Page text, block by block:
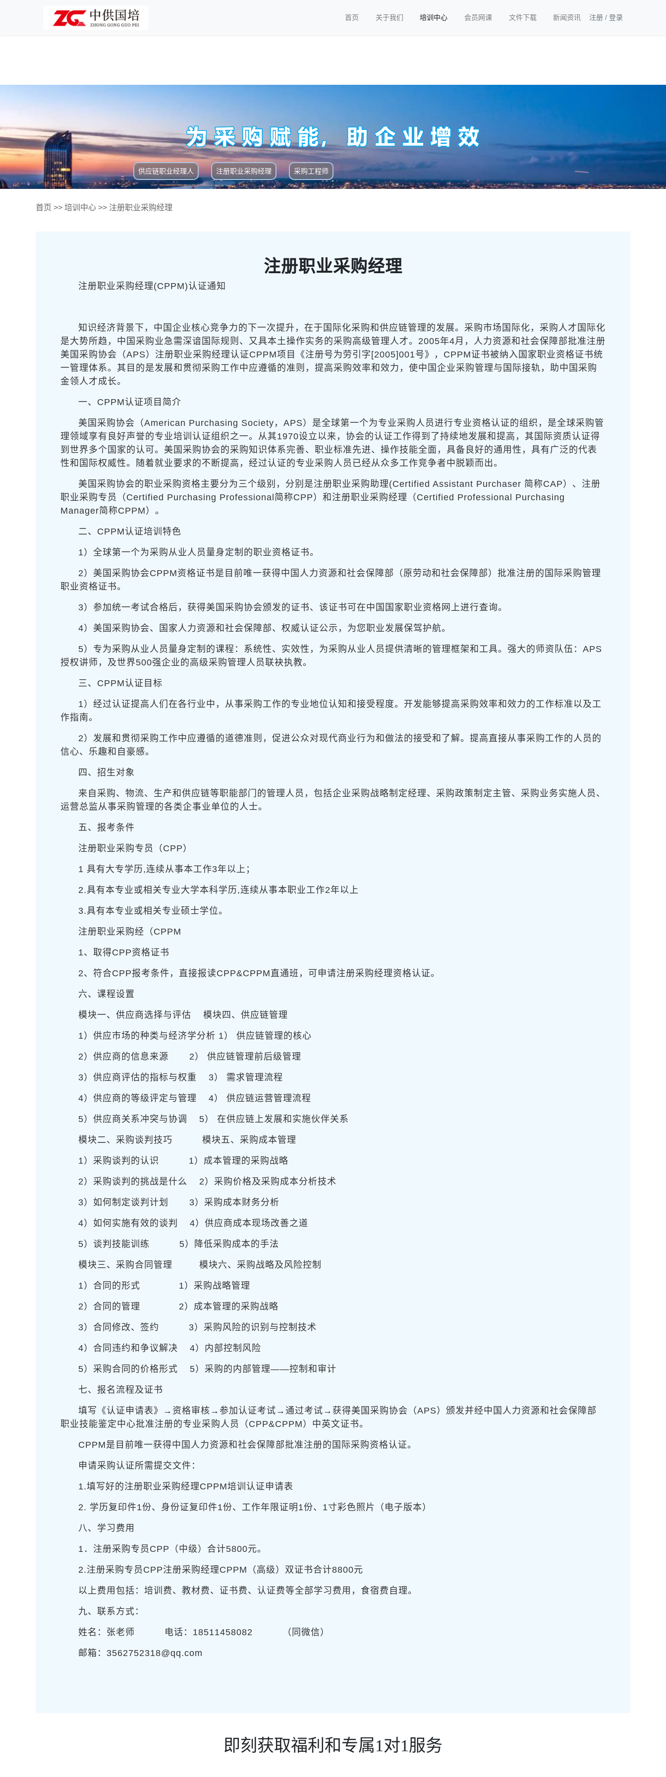
首页 关于我们 培训中心 会员网课 文件下载 新闻资讯 注册 / 登录
供应链职业经理人 注册职业采购经理 采购工程师
首页 >> 培训中心 >> 注册职业采购经理
注册职业采购经理
注册职业采购经理(CPPM)认证通知
知识经济背景下，中国企业核心竞争力的下一次提升，在于国际化采购和供应链管理的发展。采购市场国际化，采购人才国际化
是大势所趋，中国采购业急需深谙国际规则、又具本土操作实务的采购高级管理人才。2005年4月，人力资源和社会保障部批准注册
美国采购协会（APS）注册职业采购经理认证CPPM项目《注册号为劳引字[2005]001号》，CPPM证书被纳入国家职业资格证书统
一管理体系。其目的是发展和贯彻采购工作中应遵循的准则，提高采购效率和效力，使中国企业采购管理与国际接轨，助中国采购
金领人才成长。
一、CPPM认证项目简介
美国采购协会（American Purchasing Society，APS）是全球第一个为专业采购人员进行专业资格认证的组织，是全球采购管
理领域享有良好声誉的专业培训认证组织之一。从其1970设立以来，协会的认证工作得到了持续地发展和提高，其国际资质认证得
到世界多个国家的认可。美国采购协会的采购知识体系完善、职业标准先进、操作技能全面，具备良好的通用性，具有广泛的代表
性和国际权威性。随着就业要求的不断提高，经过认证的专业采购人员已经从众多工作竞争者中脱颖而出。
美国采购协会的职业采购资格主要分为三个级别，分别是注册职业采购助理(Certified Assistant Purchaser 简称CAP）、注册
职业采购专员（Certified Purchasing Professional简称CPP）和注册职业采购经理（Certified Professional Purchasing
Manager简称CPPM）。
二、CPPM认证培训特色
1）全球第一个为采购从业人员量身定制的职业资格证书。
2）美国采购协会CPPM资格证书是目前唯一获得中国人力资源和社会保障部（原劳动和社会保障部）批准注册的国际采购管理
职业资格证书。
3）参加统一考试合格后，获得美国采购协会颁发的证书、该证书可在中国国家职业资格网上进行查询。
4）美国采购协会、国家人力资源和社会保障部、权威认证公示，为您职业发展保驾护航。
5）专为采购从业人员量身定制的课程：系统性、实效性，为采购从业人员提供清晰的管理框架和工具。强大的师资队伍：APS
授权讲师，及世界500强企业的高级采购管理人员联袂执教。
三、CPPM认证目标
1）经过认证提高人们在各行业中，从事采购工作的专业地位认知和接受程度。开发能够提高采购效率和效力的工作标准以及工
作指南。
2）发展和贯彻采购工作中应遵循的道德准则，促进公众对现代商业行为和做法的接受和了解。提高直接从事采购工作的人员的
信心、乐趣和自豪感。
四、招生对象
来自采购、物流、生产和供应链等职能部门的管理人员，包括企业采购战略制定经理、采购政策制定主管、采购业务实施人员、
运营总监从事采购管理的各类企事业单位的人士。
五、报考条件
注册职业采购专员（CPP）
1 具有大专学历,连续从事本工作3年以上；
2.具有本专业或相关专业大学本科学历,连续从事本职业工作2年以上
3.具有本专业或相关专业硕士学位。
注册职业采购经（CPPM
1、取得CPP资格证书
2、符合CPP报考条件，直接报读CPP&CPPM直通班，可申请注册采购经理资格认证。
六、课程设置
模块一、供应商选择与评估 模块四、供应链管理
1）供应市场的种类与经济学分析 1） 供应链管理的核心
2）供应商的信息来源 2） 供应链管理前后级管理
3）供应商评估的指标与权重 3） 需求管理流程
4）供应商的等级评定与管理 4） 供应链运营管理流程
5）供应商关系冲突与协调 5） 在供应链上发展和实施伙伴关系
模块二、采购谈判技巧 模块五、采购成本管理
1）采购谈判的认识 1）成本管理的采购战略
2）采购谈判的挑战是什么 2）采购价格及采购成本分析技术
3）如何制定谈判计划 3）采购成本财务分析
4）如何实施有效的谈判 4）供应商成本现场改善之道
5）谈判技能训练 5）降低采购成本的手法
模块三、采购合同管理 模块六、采购战略及风险控制
1）合同的形式 1）采购战略管理
2）合同的管理 2）成本管理的采购战略
3）合同修改、签约 3）采购风险的识别与控制技术
4）合同违约和争议解决 4）内部控制风险
5）采购合同的价格形式 5）采购的内部管理——控制和审计
七、报名流程及证书
填写《认证申请表》→资格审核→参加认证考试→通过考试→获得美国采购协会（APS）颁发并经中国人力资源和社会保障部
职业技能鉴定中心批准注册的专业采购人员（CPP&CPPM）中英文证书。
CPPM是目前唯一获得中国人力资源和社会保障部批准注册的国际采购资格认证。
申请采购认证所需提交文件：
1.填写好的注册职业采购经理CPPM培训认证申请表
2. 学历复印件1份、身份证复印件1份、工作年限证明1份、1寸彩色照片（电子版本）
八、学习费用
1．注册采购专员CPP（中级）合计5800元。
2.注册采购专员CPP注册采购经理CPPM（高级）双证书合计8800元
以上费用包括：培训费、教材费、证书费、认证费等全部学习费用，食宿费自理。
九、联系方式：
姓名：张老师 电话：18511458082 （同微信）
邮箱：3562752318@qq.com
即刻获取福利和专属1对1服务